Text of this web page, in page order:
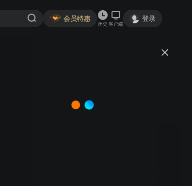
会员特惠
历史 客户端
登录
弱点弱到渣，想干掉PR再等等吧